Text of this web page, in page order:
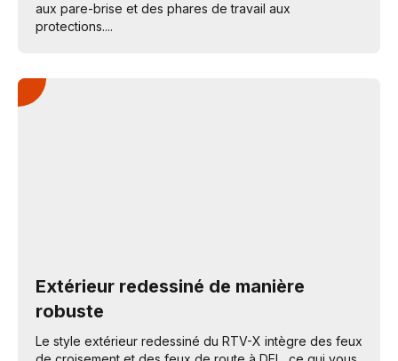
aux pare-brise et des phares de travail aux
protections....
Extérieur redessiné de manière
robuste
Le style extérieur redessiné du RTV-X intègre des feux